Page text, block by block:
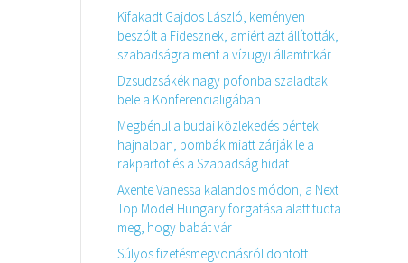
Kifakadt Gajdos László, keményen
beszólt a Fidesznek, amiért azt állították,
szabadságra ment a vízügyi államtitkár
Dzsudzsákék nagy pofonba szaladtak
bele a Konferencialigában
Megbénul a budai közlekedés péntek
hajnalban, bombák miatt zárják le a
rakpartot és a Szabadság hidat
Axente Vanessa kalandos módon, a Next
Top Model Hungary forgatása alatt tudta
meg, hogy babát vár
Súlyos fizetésmegvonásról döntött